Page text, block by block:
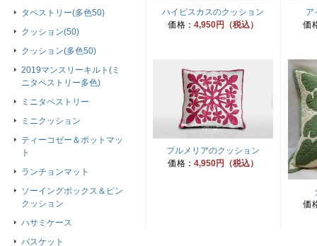
ハイビスカスのクッション
価格： 4,950円（税込）
ア
価
プルメリアのクッション
価格： 4,950円（税込）
価
タペストリー(多色50)
クッション(50)
クッション(多色50)
2019マンスリーキルト(ミ
ニタペストリー多色)
ミニタペストリー
ミニクッション
ティーコゼー＆ポットマッ
ト
ランチョンマット
ソーイングボックス＆ピン
クッション
ハサミケース
バスケット